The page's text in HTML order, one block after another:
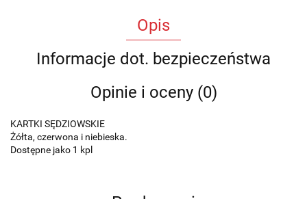
Opis
Informacje dot. bezpieczeństwa
Opinie i oceny (0)
KARTKI SĘDZIOWSKIE
Żółta, czerwona i niebieska.
Dostępne jako 1 kpl